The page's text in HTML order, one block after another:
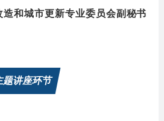
和城市更新专业委员会副秘书
题讲座环节